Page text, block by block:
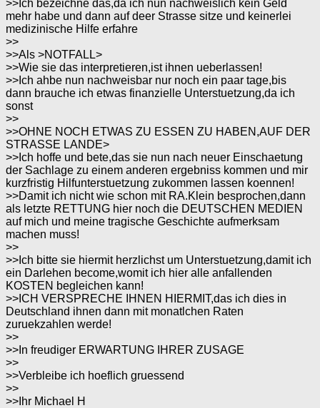
>>Ich bezeichne das,da ich nun nachweislich kein Geld
mehr habe und dann auf deer Strasse sitze und keinerlei
medizinische Hilfe erfahre
>>
>>Als >NOTFALL>
>>Wie sie das interpretieren,ist ihnen ueberlassen!
>>Ich ahbe nun nachweisbar nur noch ein paar tage,bis
dann brauche ich etwas finanzielle Unterstuetzung,da ich
sonst
>>
>>OHNE NOCH ETWAS ZU ESSEN ZU HABEN,AUF DER
STRASSE LANDE>
>>Ich hoffe und bete,das sie nun nach neuer Einschaetung
der Sachlage zu einem anderen ergebniss kommen und mir
kurzfristig Hilfunterstuetzung zukommen lassen koennen!
>>Damit ich nicht wie schon mit RA.Klein besprochen,dann
als letzte RETTUNG hier noch die DEUTSCHEN MEDIEN
auf mich und meine tragische Geschichte aufmerksam
machen muss!
>>
>>Ich bitte sie hiermit herzlichst um Unterstuetzung,damit ich
ein Darlehen become,womit ich hier alle anfallenden
KOSTEN begleichen kann!
>>ICH VERSPRECHE IHNEN HIERMIT,das ich dies in
Deutschland ihnen dann mit monatlchen Raten
zuruekzahlen werde!
>>
>>In freudiger ERWARTUNG IHRER ZUSAGE
>>
>>Verbleibe ich hoeflich gruessend
>>
>>Ihr Michael H